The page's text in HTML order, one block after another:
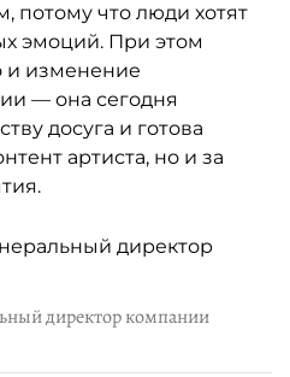
потому что люди хотят
эмоций. При этом
и изменение
— она сегодня
досуга и готова
артиста, но и за
директор компании